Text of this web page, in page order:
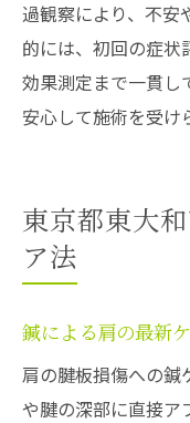
鍼の専門
腱板損傷
過観察により、不安
的には、初回の症状
効果測定まで一貫し
安心して施術を受け
東京都東大
ア法
鍼による肩の最新
肩の腱板損傷への鍼
や腱の深部に直接ア